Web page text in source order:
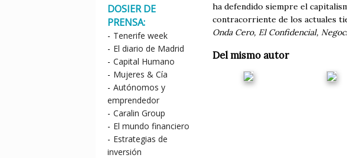
DOSIER DE
PRENSA:
- Tenerife week
- El diario de Madrid
- Capital Humano
- Mujeres & Cía
- Autónomos y
emprendedor
- Caralin Group
- El mundo financiero
- Estrategias de
inversión
ha defendido siempre el
contracorriente de los actuales
Onda Cero, El Confidencial,
Del mismo autor